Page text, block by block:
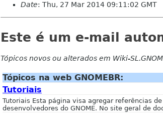
Date: Thu, 27 Mar 2014 09:11:02 GMT
Este é um e-mail
Tópicos novos ou alterados em Wiki-
Tópicos na web GNOMEBR:
Tutoriais
Tutoriais Esta página visa agregar referências
desenvolvedores do GNOME. No site geral de